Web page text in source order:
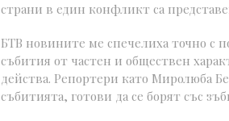
страни в един конфликт са
БТВ новините ме спечелиха точно с
събития от частен и обществен
действа. Репортери като Миролюба
събитията, готови да се борят със